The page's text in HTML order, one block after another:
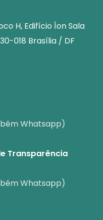
H, Edifício Íon Sala
018 Brasília / DF
Whatsapp)
Transparência
Whatsapp)